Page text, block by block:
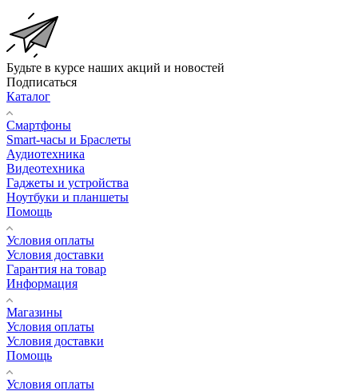
Будьте в курсе наших акций и новостей
Подписаться
Каталог
Смартфоны
Smart-часы и Браслеты
Аудиотехника
Видеотехника
Гаджеты и устройства
Ноутбуки и планшеты
Помощь
Условия оплаты
Условия доставки
Гарантия на товар
Информация
Магазины
Условия оплаты
Условия доставки
Помощь
Условия оплаты